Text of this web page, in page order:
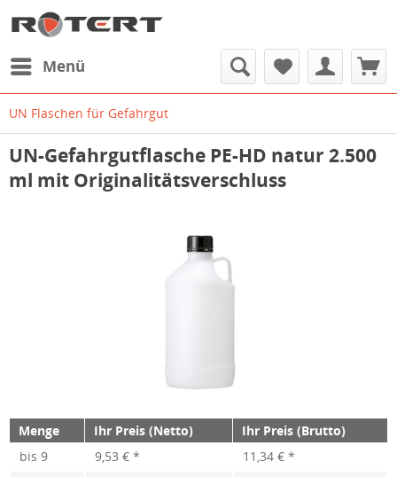
Menü
UN Flaschen für Gefahrgut
UN-Gefahrgutflasche PE-HD natur 2.500
ml mit Originalitätsverschluss
Menge Ihr Preis (Netto)
Ihr Preis (Brutto)
bis 9 9,53 € *
11,34 € *